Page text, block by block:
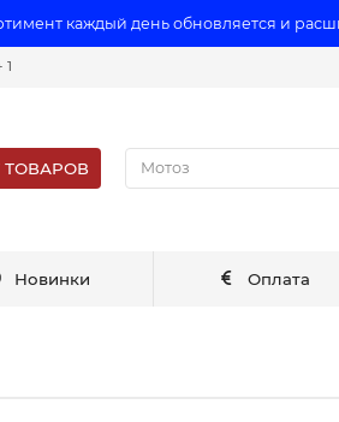
каждый день обновляется и
1
ТОВАРОВ
Новинки Оплата